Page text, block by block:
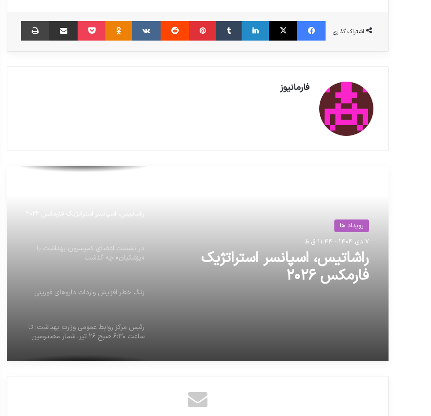
اشتراک گذاری
فیس بوک X لینکدین ‫تامبلر ‫پین‌ترست ‫رددیت ‫VKontakte
‫Odnoklassniki پاکت اشتراک گذاری از طریق ایمیل
فارمانیوز
رویداد ها
7 دی 1404 - 11:44 ق.ظ
راشاتیس، اسپانسر استراتژیک
فارمکس ۲۰۲۶
«پزشکیان» چه گذشت
با اقدامات پیشگیرانه از وقوع بحران دارویی
راشاتیس، اسپانسر استراتژیک فارمکس ۲۰۲۶
در نشست اعضای کمیسیون بهداشت با
«پزشکیان» چه گذشت
زنگ خطر افزایش واردات داروهای فوریتی
رئیس مرکز روابط عمومی وزارت بهداشت: تا
ساعت ۶:۳۰ صبح ۲۶ تیر، شمار مصدومین